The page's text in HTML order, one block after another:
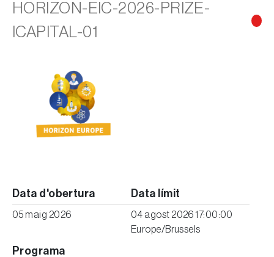
HORIZON-EIC-2026-PRIZE-
ICAPITAL-01
Data d'obertura
05 maig 2026
Data límit
04 agost 2026 17:00:00
Europe/Brussels
Programa